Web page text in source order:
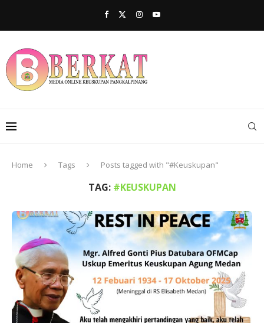
Home Tags Posts tagged with "#Keuskupan"
TAG: #KEUSKUPAN